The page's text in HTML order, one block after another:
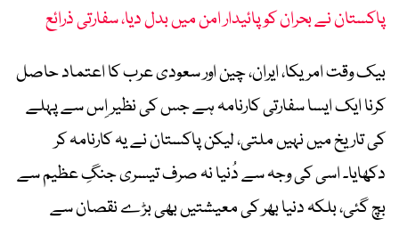
پاکستان نے بحران کو پائیدار امن میں بدل دیا، سفارتی ذرائع
بیک وقت امریکا، ایران، چین اور سعودی عرب کا اعتماد حاصل
کرنا ایک ایسا سفارتی کارنامہ ہے جس کی نظیر اِس سے پہلے
کی تاریخ میں نہیں ملتی، لیکن پاکستان نے یہ کارنامہ کر
دکھایا۔ اسی کی وجہ سے دُنیا نہ صرف تیسری جنگِ عظیم سے
بچ گئی، بلکہ دنیا بھر کی معیشتیں بھی بڑے نقصان سے